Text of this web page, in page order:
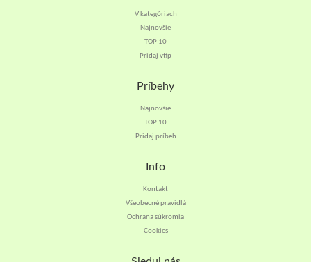
V kategóriach
Najnovšie
TOP 10
Pridaj vtip
Príbehy
Najnovšie
TOP 10
Pridaj príbeh
Info
Kontakt
Všeobecné pravidlá
Ochrana súkromia
Cookies